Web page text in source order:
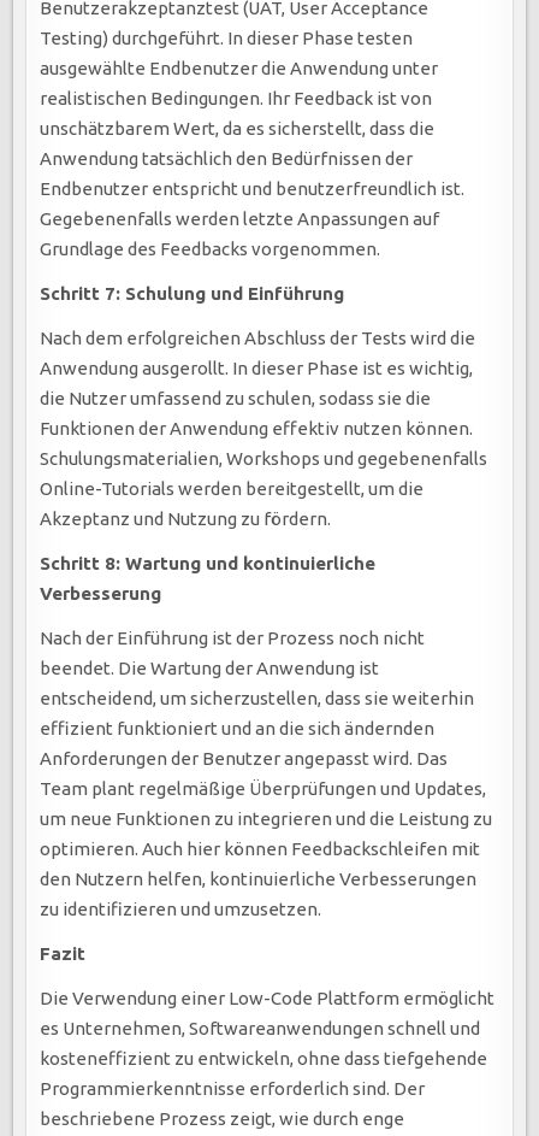
Benutzerakzeptanztest (UAT, User Acceptance
Testing) durchgeführt. In dieser Phase testen
ausgewählte Endbenutzer die Anwendung unter
realistischen Bedingungen. Ihr Feedback ist von
unschätzbarem Wert, da es sicherstellt, dass die
Anwendung tatsächlich den Bedürfnissen der
Endbenutzer entspricht und benutzerfreundlich ist.
Gegebenenfalls werden letzte Anpassungen auf
Grundlage des Feedbacks vorgenommen.
Schritt 7: Schulung und Einführung
Nach dem erfolgreichen Abschluss der Tests wird die
Anwendung ausgerollt. In dieser Phase ist es wichtig,
die Nutzer umfassend zu schulen, sodass sie die
Funktionen der Anwendung effektiv nutzen können.
Schulungsmaterialien, Workshops und gegebenenfalls
Online-Tutorials werden bereitgestellt, um die
Akzeptanz und Nutzung zu fördern.
Schritt 8: Wartung und kontinuierliche
Verbesserung
Nach der Einführung ist der Prozess noch nicht
beendet. Die Wartung der Anwendung ist
entscheidend, um sicherzustellen, dass sie weiterhin
effizient funktioniert und an die sich ändernden
Anforderungen der Benutzer angepasst wird. Das
Team plant regelmäßige Überprüfungen und Updates,
um neue Funktionen zu integrieren und die Leistung zu
optimieren. Auch hier können Feedbackschleifen mit
den Nutzern helfen, kontinuierliche Verbesserungen
zu identifizieren und umzusetzen.
Fazit
Die Verwendung einer Low-Code Plattform ermöglicht
es Unternehmen, Softwareanwendungen schnell und
kosteneffizient zu entwickeln, ohne dass tiefgehende
Programmierkenntnisse erforderlich sind. Der
beschriebene Prozess zeigt, wie durch enge